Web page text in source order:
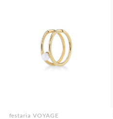
festaria VOYAGE